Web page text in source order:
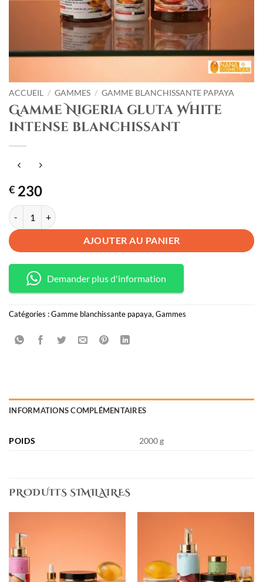
ACCUEIL / GAMMES / GAMME BLANCHISSANTE PAPAYA
Gamme Nigeria gluta White
intense blanchissant
€ 230
quantité de Gamme Nigeria gluta White intense blanchissant
AJOUTER AU PANIER
Demander plus d'information
Catégories :Gamme blanchissante papaya,Gammes
INFORMATIONS COMPLÉMENTAIRES
POIDS 2000 g
PRODUITS SIMILAIRES